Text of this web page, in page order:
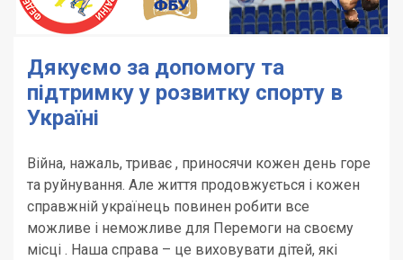
Дякуємо за допомогу та
підтримку у розвитку спорту в
Україні
Війна, нажаль, триває , приносячи кожен день горе
та руйнування. Але життя продовжується і кожен
справжній українець повинен робити все
можливе і неможливе для Перемоги на своєму
місці . Наша справа – це виховувати дітей, які